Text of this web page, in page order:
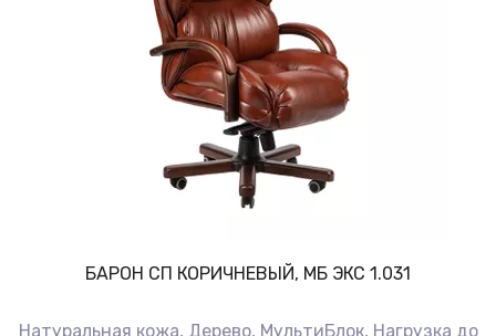
БАРОН СП КОРИЧНЕВЫЙ, МБ ЭКС 1.031
Натуральная кожа, Дерево, МультиБлок, Нагрузка до